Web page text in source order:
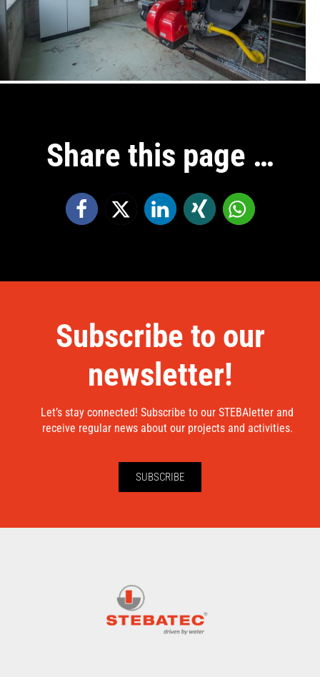
Share this page …
Subscribe to our
newsletter!
Let’s stay connected! Subscribe to our STEBAletter and
receive regular news about our projects and activities.
SUBSCRIBE